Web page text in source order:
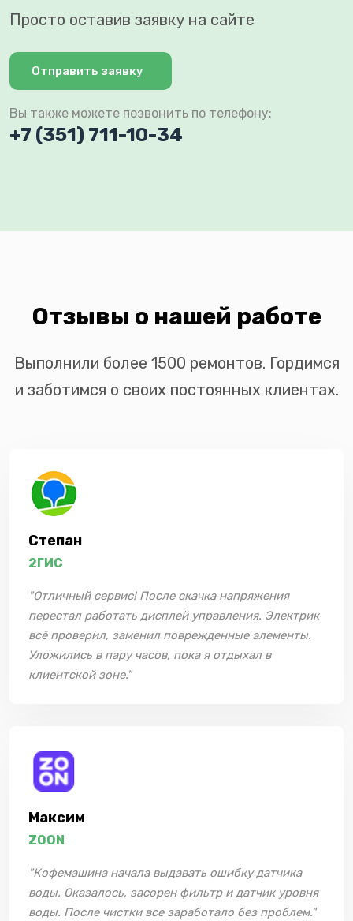
Просто оставив заявку на сайте
Отправить заявку
Вы также можете позвонить по телефону:
+7 (351) 711-10-34
Отзывы о нашей работе
Выполнили более 1500 ремонтов. Гордимся
и заботимся о своих постоянных клиентах.
Степан
2ГИС
"Отличный сервис! После скачка напряжения
перестал работать дисплей управления. Электрик
всё проверил, заменил поврежденные элементы.
Уложились в пару часов, пока я отдыхал в
клиентской зоне."
Максим
ZOON
"Кофемашина начала выдавать ошибку датчика
воды. Оказалось, засорен фильтр и датчик уровня
воды. После чистки все заработало без проблем."